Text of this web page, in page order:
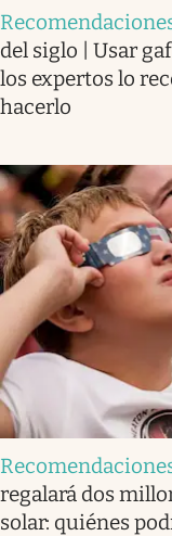
del siglo | Usar
los expertos lo
hacerlo
regalará dos
solar: quiénes